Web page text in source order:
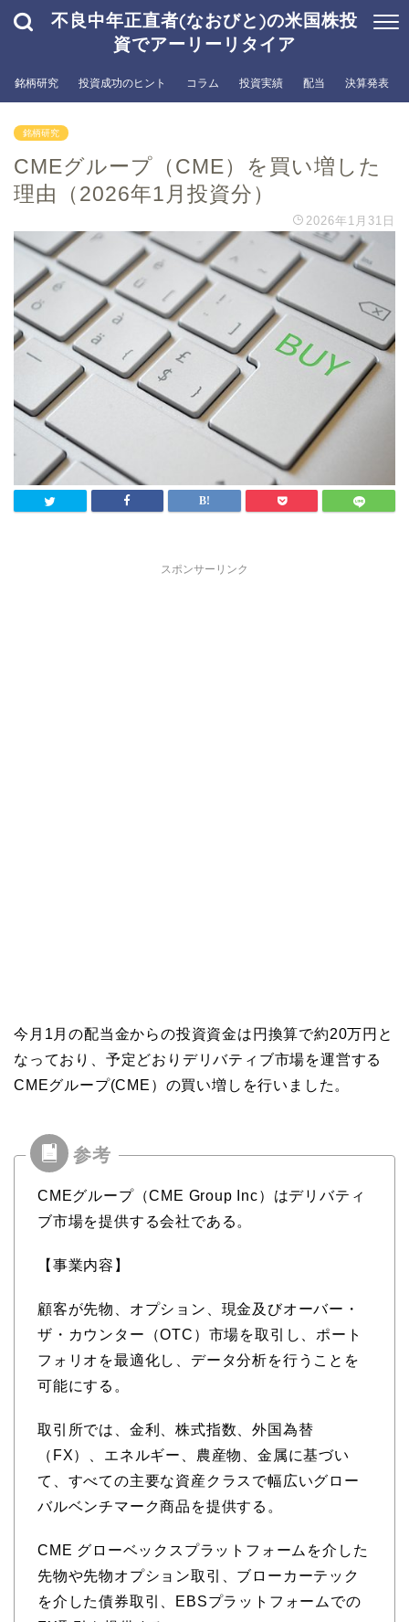
不良中年正直者(なおびと)の米国株投
資でアーリーリタイア
銘柄研究 投資成功のヒント コラム 投資実績 配当 決算発表
銘柄研究
CMEグループ（CME）を買い増した
理由（2026年1月投資分）
2026年1月31日
スポンサーリンク
今月1月の配当金からの投資資金は円換算で約20万円と
なっており、予定どおりデリバティブ市場を運営する
CMEグループ(CME）の買い増しを行いました。
CMEグループ（CME Group Inc）はデリバティ
ブ市場を提供する会社である。
【事業内容】
顧客が先物、オプション、現金及びオーバー・
ザ・カウンター（OTC）市場を取引し、ポート
フォリオを最適化し、データ分析を行うことを
可能にする。
取引所では、金利、株式指数、外国為替
（FX）、エネルギー、農産物、金属に基づい
て、すべての主要な資産クラスで幅広いグロー
バルベンチマーク商品を提供する。
CME グローベックスプラットフォームを介した
先物や先物オプション取引、ブローカーテック
を介した債券取引、EBSプラットフォームでの